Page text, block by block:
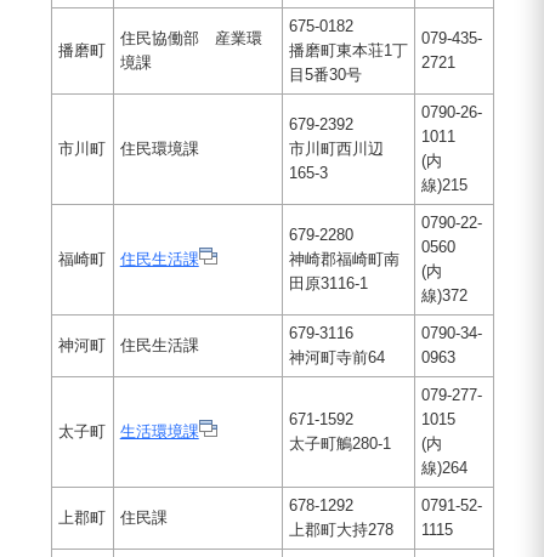
播磨町
住民協働部 産業環
境課
675-0182
播磨町東本荘1丁
目5番30号
079-435-
2721
市川町 住民環境課
679-2392
市川町西川辺
165-3
0790-26-
1011
(内
線)215
福崎町 住民生活課
679-2280
神崎郡福崎町南
田原3116-1
0790-22-
0560
(内
線)372
神河町 住民生活課
679-3116
神河町寺前64
0790-34-
0963
太子町 生活環境課
671-1592
太子町鵤280-1
079-277-
1015
(内
線)264
上郡町 住民課
678-1292
上郡町大持278
0791-52-
1115